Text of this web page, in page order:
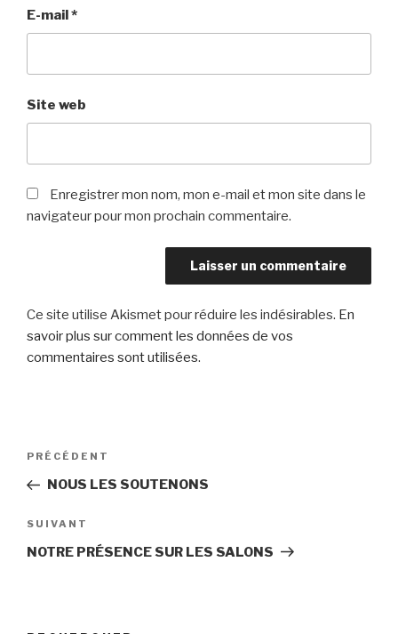
E-mail *
Site web
Enregistrer mon nom, mon e-mail et mon site dans le
navigateur pour mon prochain commentaire.
Ce site utilise Akismet pour réduire les indésirables. En
savoir plus sur comment les données de vos
commentaires sont utilisées.
Navigation
l’article
Article
précédent
PRÉCÉDENT
NOUS LES SOUTENONS
Article
suivant
SUIVANT
NOTRE PRÉSENCE SUR LES SALONS